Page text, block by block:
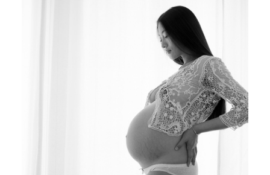
très souriant, calme et…